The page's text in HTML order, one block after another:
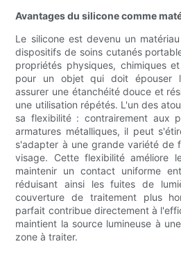
Avantages du silicone comme
Le silicone est devenu un
dispositifs de soins cutanés
propriétés physiques, chimiques
pour un objet qui doit épouser
assurer une étanchéité douce et
une utilisation répétés. L'un des
sa flexibilité : contrairement aux
armatures métalliques, il peut
s'adapter à une grande variété de
visage. Cette flexibilité améliore
maintenir un contact uniforme
réduisant ainsi les fuites de
couverture de traitement plus
parfait contribue directement à
maintient la source lumineuse à
zone à traiter.